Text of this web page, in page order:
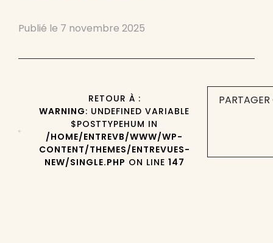
Publié le 7 novembre 2025
RETOUR À :
WARNING: UNDEFINED VARIABLE
$POSTTYPEHUM IN
/HOME/ENTREVB/WWW/WP-
CONTENT/THEMES/ENTREVUES-
NEW/SINGLE.PHP ON LINE 147